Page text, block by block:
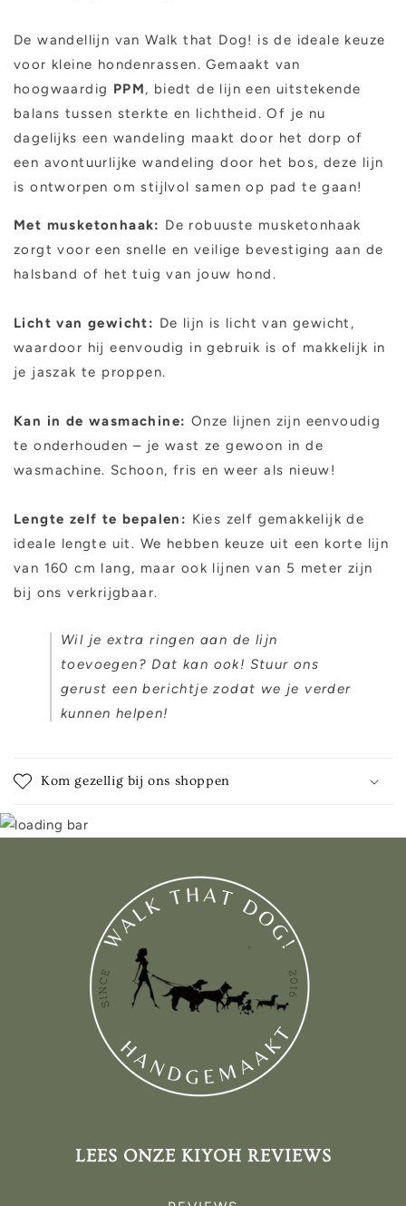
De wandellijn van Walk that Dog! is de ideale keuze
voor kleine hondenrassen. Gemaakt van
hoogwaardig PPM, biedt de lijn een uitstekende
balans tussen sterkte en lichtheid. Of je nu
dagelijks een wandeling maakt door het dorp of
een avontuurlijke wandeling door het bos, deze lijn
is ontworpen om stijlvol samen op pad te gaan!
Met musketonhaak: De robuuste musketonhaak
zorgt voor een snelle en veilige bevestiging aan de
halsband of het tuig van jouw hond.
Licht van gewicht: De lijn is licht van gewicht,
waardoor hij eenvoudig in gebruik is of makkelijk in
je jaszak te proppen.
Kan in de wasmachine: Onze lijnen zijn eenvoudig
te onderhouden – je wast ze gewoon in de
wasmachine. Schoon, fris en weer als nieuw!
Lengte zelf te bepalen: Kies zelf gemakkelijk de
ideale lengte uit. We hebben keuze uit een korte lijn
van 160 cm lang, maar ook lijnen van 5 meter zijn
bij ons verkrijgbaar.
Wil je extra ringen aan de lijn
toevoegen? Dat kan ook! Stuur ons
gerust een berichtje zodat we je verder
kunnen helpen!
Kom gezellig bij ons shoppen
LEES ONZE KIYOH REVIEWS